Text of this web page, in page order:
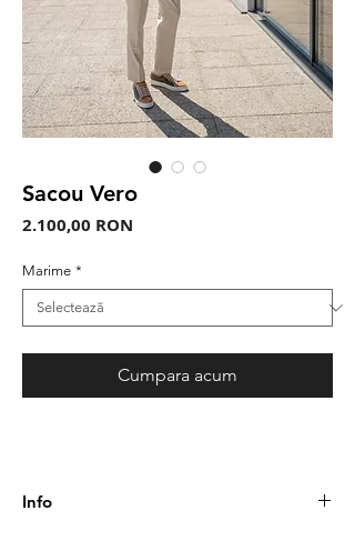
Sacou Vero
2.100,00 RON
Marime *
Cumpara acum
Info